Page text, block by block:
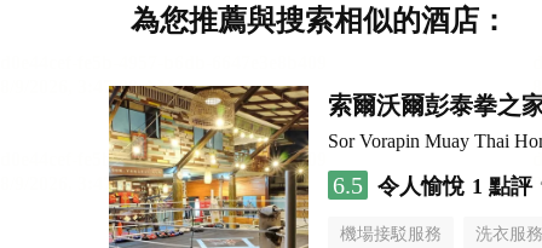
為您推薦與搜索相似的酒店：
索爾沃爾彭泰拳之
Sor Vorapin Muay Thai
6.5 令人愉悅 1 點評
機場接駁服務 洗衣服務